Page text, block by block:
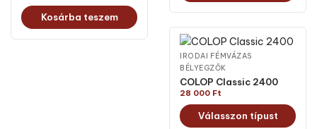
Kosárba teszem
IRODAI FÉMVÁZAS
BÉLYEGZŐK
COLOP Classic 2400
28 000 Ft
Válasszon típust